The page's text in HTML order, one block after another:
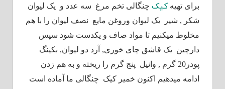
برای تهیهکیک چنگالی تخم مرغ سه عدد و یک لیوان
شکر , شیر یک لیوان وروغن مایع نصف لیوان را با هم
مخلوط میکنیم تا مواد صاف و یکدست شود سپس
دارچین یک قاشق چای خوری, آرد دو لیوان, بکینگ
پودر20 گرم , وانیل پنج گرم را ریخته و به هم زدن
ادامه میدهیم اکنون خمیر کیک چنگالی ما آماده است